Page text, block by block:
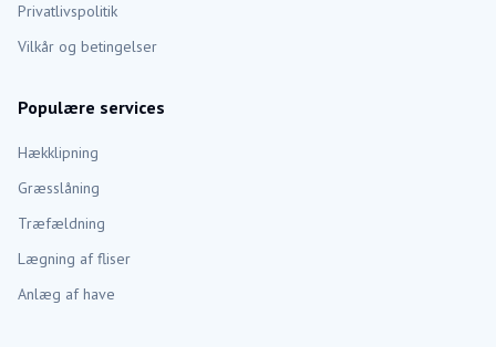
Privatlivspolitik
Vilkår og betingelser
Populære services
Hækklipning
Græsslåning
Træfældning
Lægning af fliser
Anlæg af have